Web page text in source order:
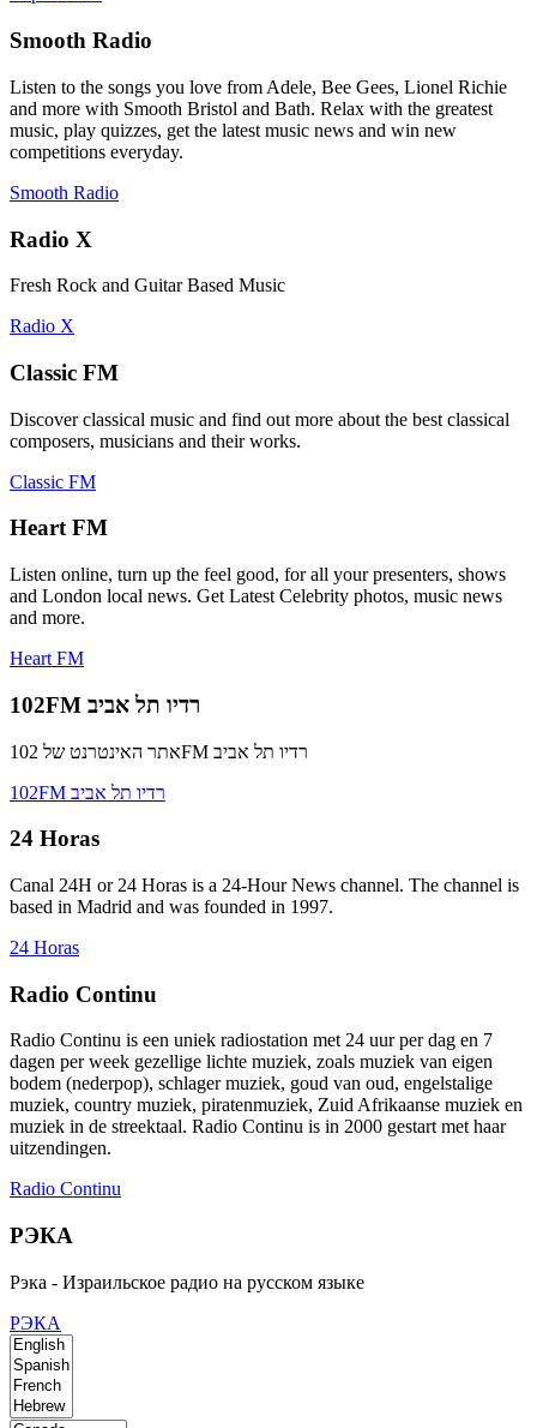
Smooth Radio
Listen to the songs you love from Adele, Bee Gees, Lionel Richie
and more with Smooth Bristol and Bath. Relax with the greatest
music, play quizzes, get the latest music news and win new
competitions everyday.
Smooth Radio
Radio X
Fresh Rock and Guitar Based Music
Radio X
Classic FM
Discover classical music and find out more about the best classical
composers, musicians and their works.
Classic FM
Heart FM
Listen online, turn up the feel good, for all your presenters, shows
and London local news. Get Latest Celebrity photos, music news
and more.
Heart FM
102FM רדיו תל אביב
אתר האינטרנט של 102FM רדיו תל אביב
102FM רדיו תל אביב
24 Horas
Canal 24H or 24 Horas is a 24-Hour News channel. The channel is
based in Madrid and was founded in 1997.
24 Horas
Radio Continu
Radio Continu is een uniek radiostation met 24 uur per dag en 7
dagen per week gezellige lichte muziek, zoals muziek van eigen
bodem (nederpop), schlager muziek, goud van oud, engelstalige
muziek, country muziek, piratenmuziek, Zuid Afrikaanse muziek en
muziek in de streektaal. Radio Continu is in 2000 gestart met haar
uitzendingen.
Radio Continu
РЭКА
Рэка - Израильское радио на русском языке
РЭКА